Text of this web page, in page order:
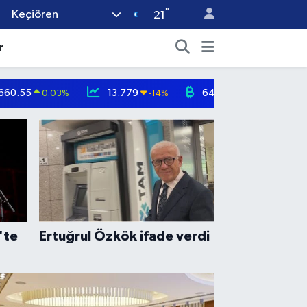
Keçiören 21 °
0.03% 13.779 -14% 64.960,21
Ertuğrul Özkök ifade verdi